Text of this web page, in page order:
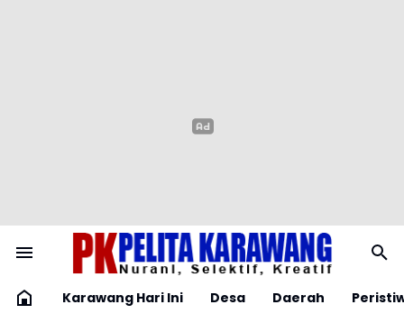
Karawang Hari Ini Desa Daerah